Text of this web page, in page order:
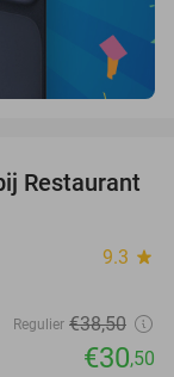
21%
Restaurant
9.3 star
Regulier €38,50
€30,50